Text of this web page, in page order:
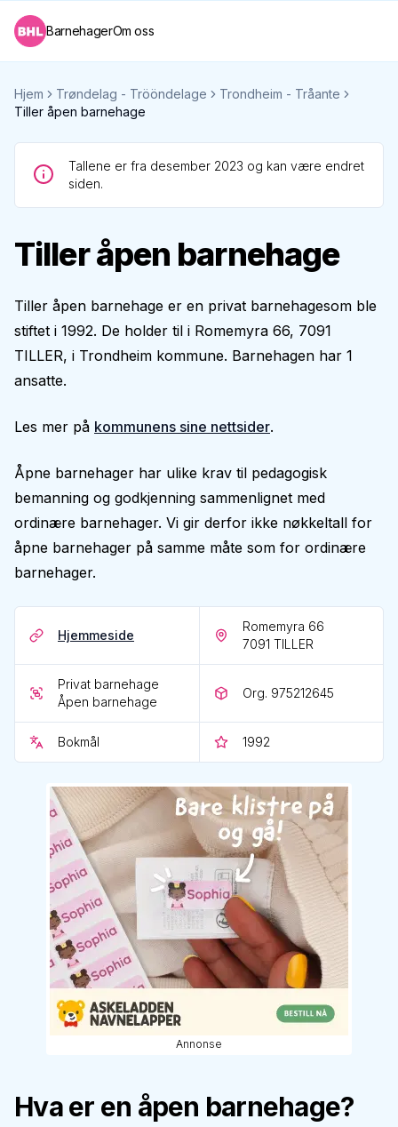
BarnehagerOm oss
Hjem Trøndelag - Trööndelage
Trondheim - Tråante
Tiller åpen barnehage
Tallene er fra desember 2023 og kan være endret
siden.
Tiller åpen barnehage
Tiller åpen barnehage er en privat barnehagesom ble
stiftet i 1992. De holder til i Romemyra 66, 7091
TILLER, i Trondheim kommune. Barnehagen har 1
ansatte.
Les mer på kommunens sine nettsider.
Åpne barnehager har ulike krav til pedagogisk
bemanning og godkjenning sammenlignet med
ordinære barnehager. Vi gir derfor ikke nøkkeltall for
åpne barnehager på samme måte som for ordinære
barnehager.
Hjemmeside
Romemyra 66
7091 TILLER
Privat barnehage
Åpen barnehage
Org. 975212645
Bokmål 1992
Annonse
Hva er en åpen barnehage?